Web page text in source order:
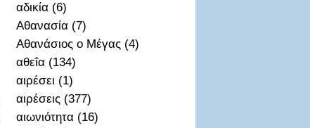
αδικία (6)
Αθανασία (7)
Αθανάσιος ο Μέγας (4)
αθεΐα (134)
αιρέσει (1)
αιρέσεις (377)
αιωνιότητα (16)